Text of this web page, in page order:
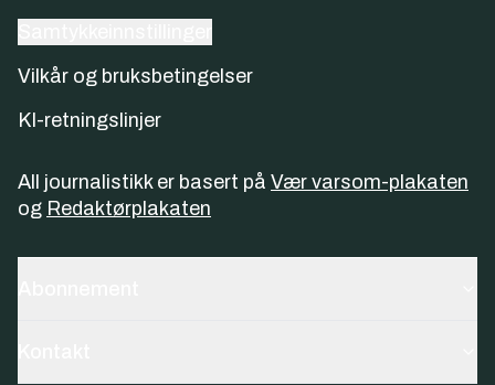
Vilkår og bruksbetingelser
KI-retningslinjer
All journalistikk er basert på Vær varsom-plakaten
og Redaktørplakaten